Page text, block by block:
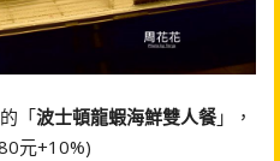
「波士頓龍蝦海鮮雙人餐」，
元+10%)